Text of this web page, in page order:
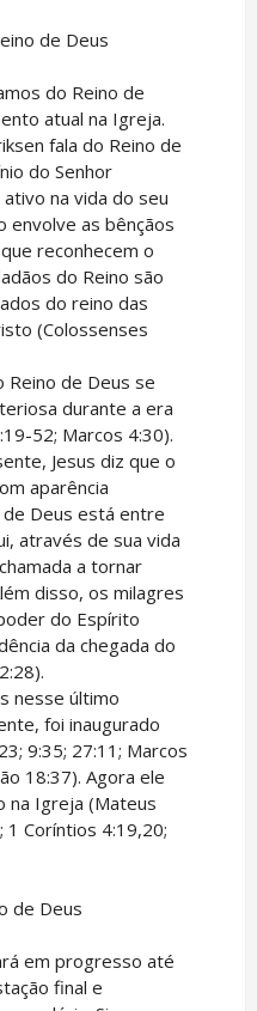
de Deus
do Reino de
atual na Igreja.
fala do Reino de
do Senhor
na vida do seu
envolve as bênçãos
reconhecem o
do Reino são
do reino das
(Colossenses
Reino de Deus se
durante a era
52; Marcos 4:30).
Jesus diz que o
aparência
Deus está entre
através de sua vida
a tornar
disso, os milagres
do Espírito
da chegada do
nesse último
foi inaugurado
9:35; 27:11; Marcos
18:37). Agora ele
na Igreja (Mateus
1 Coríntios 4:19,20;
de Deus
em progresso até
final e